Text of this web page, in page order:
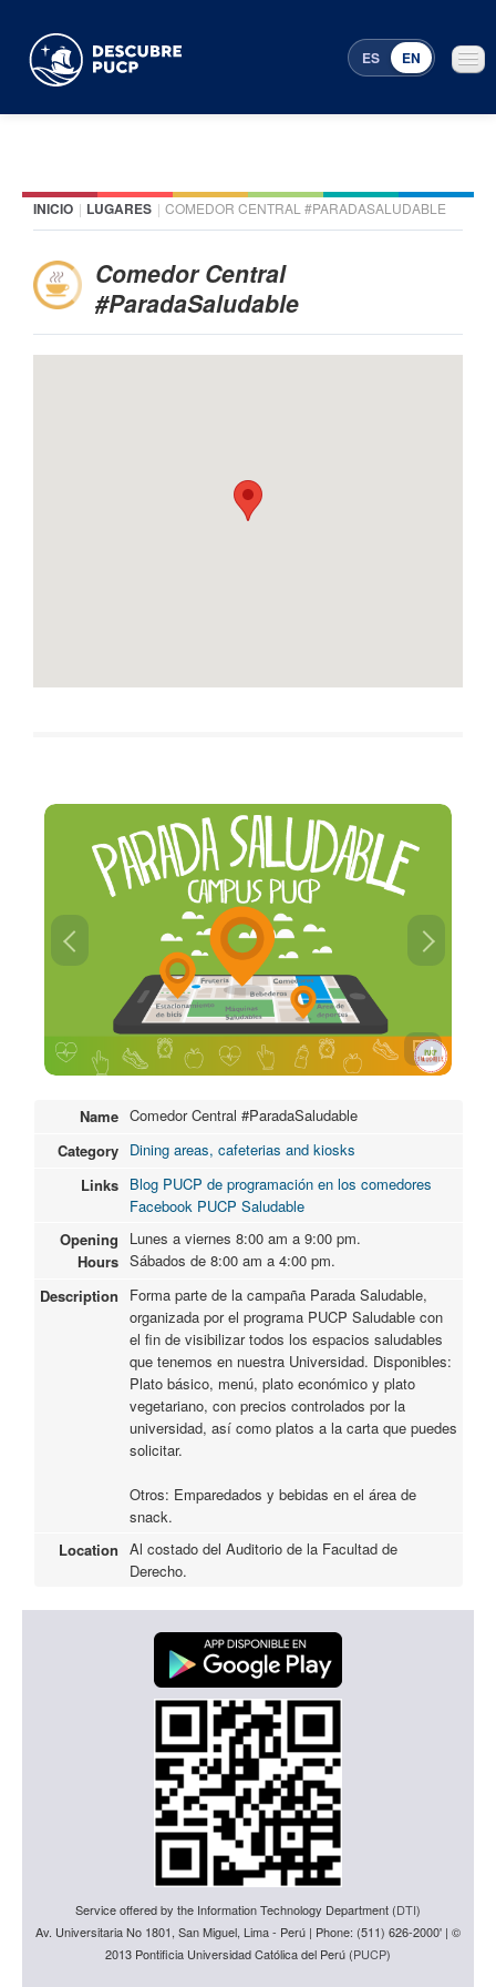
ES EN
Places
Featured events
Menu Programming
INICIO | LUGARES | COMEDOR CENTRAL #PARADASALUDABLE
Comedor Central
#ParadaSaludable
Name Comedor Central #ParadaSaludable
Category Dining areas, cafeterias and kiosks
Links Blog PUCP de programación en los comedores
Facebook PUCP Saludable
Opening
Hours
Lunes a viernes 8:00 am a 9:00 pm.
Sábados de 8:00 am a 4:00 pm.
Description
Forma parte de la campaña Parada Saludable,
organizada por el programa PUCP Saludable con
el fin de visibilizar todos los espacios saludables
que tenemos en nuestra Universidad. Disponibles:
Plato básico, menú, plato económico y plato
vegetariano, con precios controlados por la
universidad, así como platos a la carta que puedes
solicitar.
Otros: Emparedados y bebidas en el área de
snack.
Location Al costado del Auditorio de la Facultad de
Derecho.
Service offered by the Information Technology Department (DTI)
Av. Universitaria No 1801, San Miguel, Lima - Perú | Phone: (511) 626-2000' | ©
2013 Pontificia Universidad Católica del Perú (PUCP)